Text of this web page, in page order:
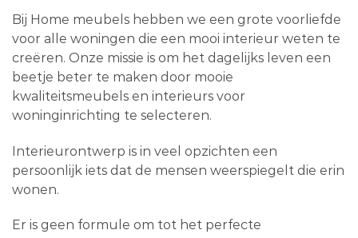
Bij Home meubels hebben we een grote voorliefde
voor alle woningen die een mooi interieur weten te
creëren. Onze missie is om het dagelijks leven een
beetje beter te maken door mooie
kwaliteitsmeubels en interieurs voor
woninginrichting te selecteren.
Interieurontwerp is in veel opzichten een
persoonlijk iets dat de mensen weerspiegelt die erin
wonen.
Er is geen formule om tot het perfecte